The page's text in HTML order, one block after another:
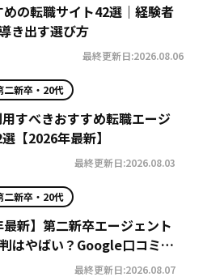
めの転職サイト42選｜経験者
き出す選び方
最終更新日:2026.08.06
二新卒・20代
すべきおすすめ転職エージ
【2026年最新】
最終更新日:2026.08.03
二新卒・20代
最新】第二新卒エージェント
はやばい？Google口コミ高
実と利用の注意点を徹底解説
最終更新日:2026.08.07